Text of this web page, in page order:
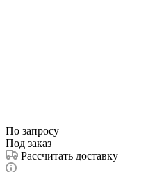
По запросу
Под заказ
Рассчитать доставку